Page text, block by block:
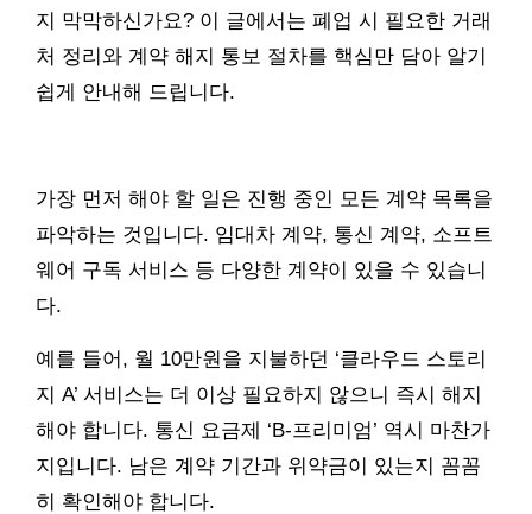
지 막막하신가요? 이 글에서는 폐업 시 필요한 거래
처 정리와 계약 해지 통보 절차를 핵심만 담아 알기
쉽게 안내해 드립니다.
가장 먼저 해야 할 일은 진행 중인 모든 계약 목록을
파악하는 것입니다. 임대차 계약, 통신 계약, 소프트
웨어 구독 서비스 등 다양한 계약이 있을 수 있습니
다.
예를 들어, 월 10만원을 지불하던 ‘클라우드 스토리
지 A’ 서비스는 더 이상 필요하지 않으니 즉시 해지
해야 합니다. 통신 요금제 ‘B-프리미엄’ 역시 마찬가
지입니다. 남은 계약 기간과 위약금이 있는지 꼼꼼
히 확인해야 합니다.